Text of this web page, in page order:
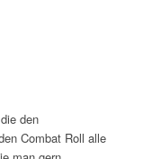
den
Combat Roll alle